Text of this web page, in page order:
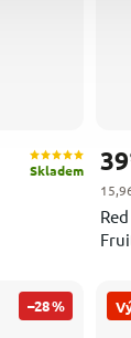
Skladem 39
–28 %